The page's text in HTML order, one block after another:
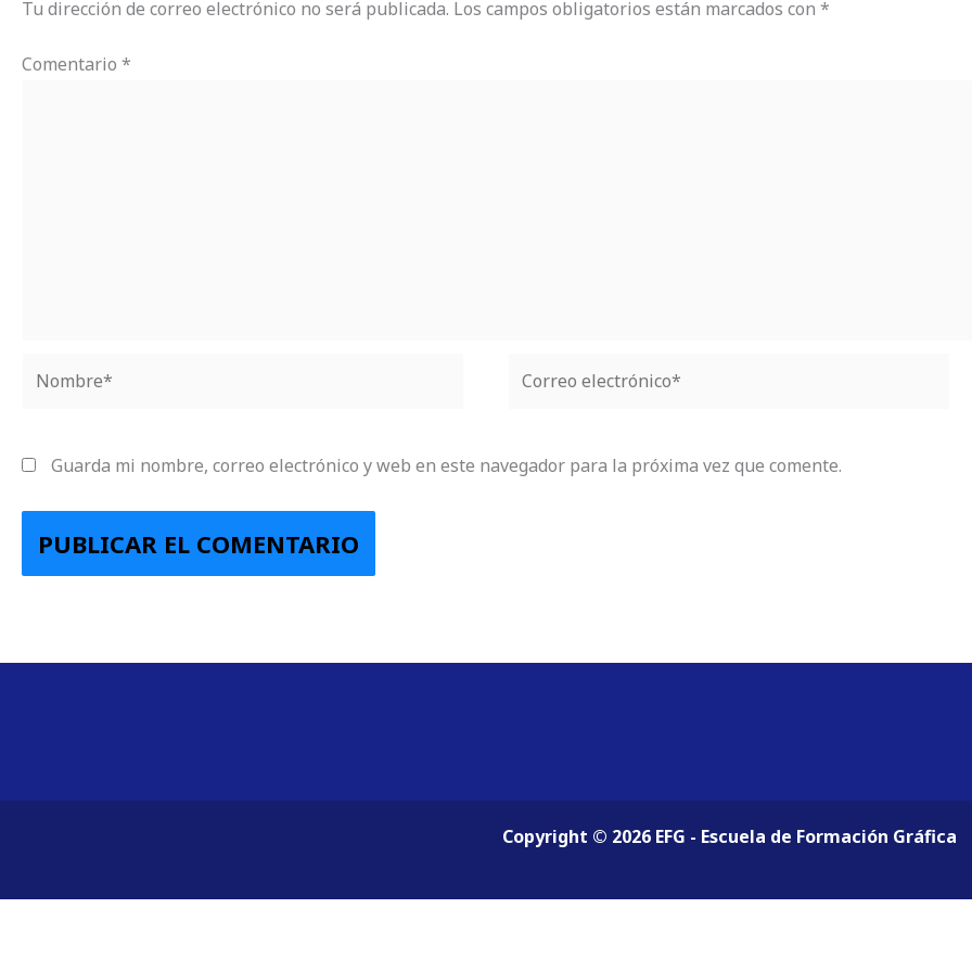
Tu dirección de correo electrónico no será publicada. Los campos obligatorios están marcados con *
Comentario *
electrónico*
Guarda mi nombre, correo electrónico y web en este navegador para la próxima vez que comente.
Copyright © 2026 EFG - Escuela de Formación Gráfica